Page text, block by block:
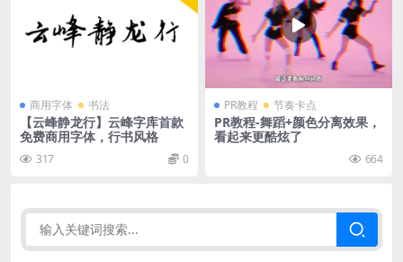
商用字体 书法
【云峰静龙行】云峰字库首款
免费商用字体，行书风格
317 0
PR教程 节奏卡点
PR教程-舞蹈+颜色分离效果，
看起来更酷炫了
664